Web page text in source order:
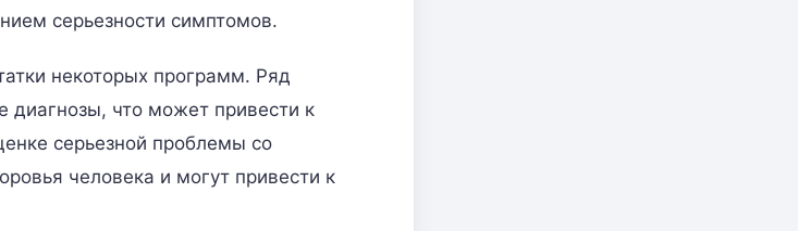
серьезности симптомов.
некоторых программ. Ряд
диагнозы, что может привести к
серьезной проблемы со
человека и могут привести к